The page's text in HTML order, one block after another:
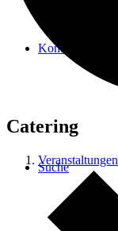
Kontakt
Suche
Catering
Veranstaltungen